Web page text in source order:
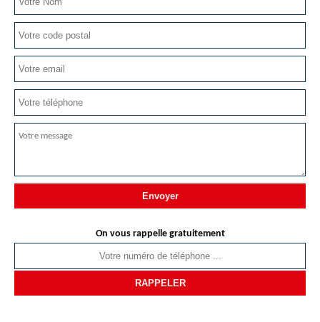
On vous rappelle gratuitement